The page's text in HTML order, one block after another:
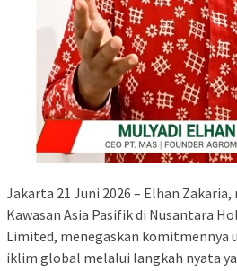
Jakarta 21 Juni 2026 – Elhan
Kawasan Asia Pasifik di Nusantara
Limited, menegaskan komitmennya
iklim global melalui langkah nyata